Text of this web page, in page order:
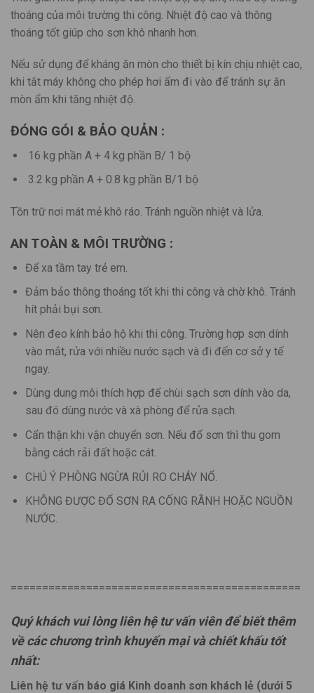
thoáng của môi trường thi công. Nhiệt độ cao và thông
thoáng tốt giúp cho sơn khô nhanh hơn.
Nếu sử dụng để kháng ăn mòn cho thiết bị kín chịu nhiệt cao,
khi tắt máy không cho phép hơi ẩm đi vào để tránh sự ăn
mòn ẩm khi tăng nhiệt độ.
ĐÓNG GÓI & BẢO QUẢN :
 16 kg phần A + 4 kg phần B/ 1 bộ
 3.2 kg phần A + 0.8 kg phần B/1 bộ
Tồn trữ nơi mát mẻ khô ráo. Tránh nguồn nhiệt và lửa.
AN TOÀN & MÔI TRƯỜNG :
Để xa tầm tay trẻ em.
Đảm bảo thông thoáng tốt khi thi công và chờ khô. Tránh
hít phải bụi sơn.
Nên đeo kính bảo hộ khi thi công. Trường hợp sơn dính
vào mắt, rửa với nhiều nước sạch và đi đến cơ sở y tế
ngay.
Dùng dung môi thích hợp để chùi sạch sơn dính vào da,
sau đó dùng nước và xà phòng để rửa sạch.
Cẩn thận khi vận chuyển sơn. Nếu đổ sơn thì thu gom
bằng cách rải đất hoặc cát.
CHÚ Ý PHÒNG NGỪA RỦI RO CHÁY NỔ.
KHÔNG ĐƯỢC ĐỔ SƠN RA CỐNG RÃNH HOẶC NGUỒN
NƯỚC.
==============================================
Quý khách vui lòng liên hệ tư vấn viên để biết thêm
về các chương trình khuyến mại và chiết khấu tốt
nhất:
Liên hệ tư vấn báo giá Kinh doanh sơn khách lẻ (dưới 5